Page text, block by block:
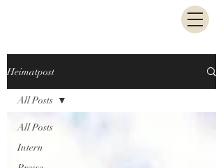
Heimatpost
All Posts
Intern
All Posts